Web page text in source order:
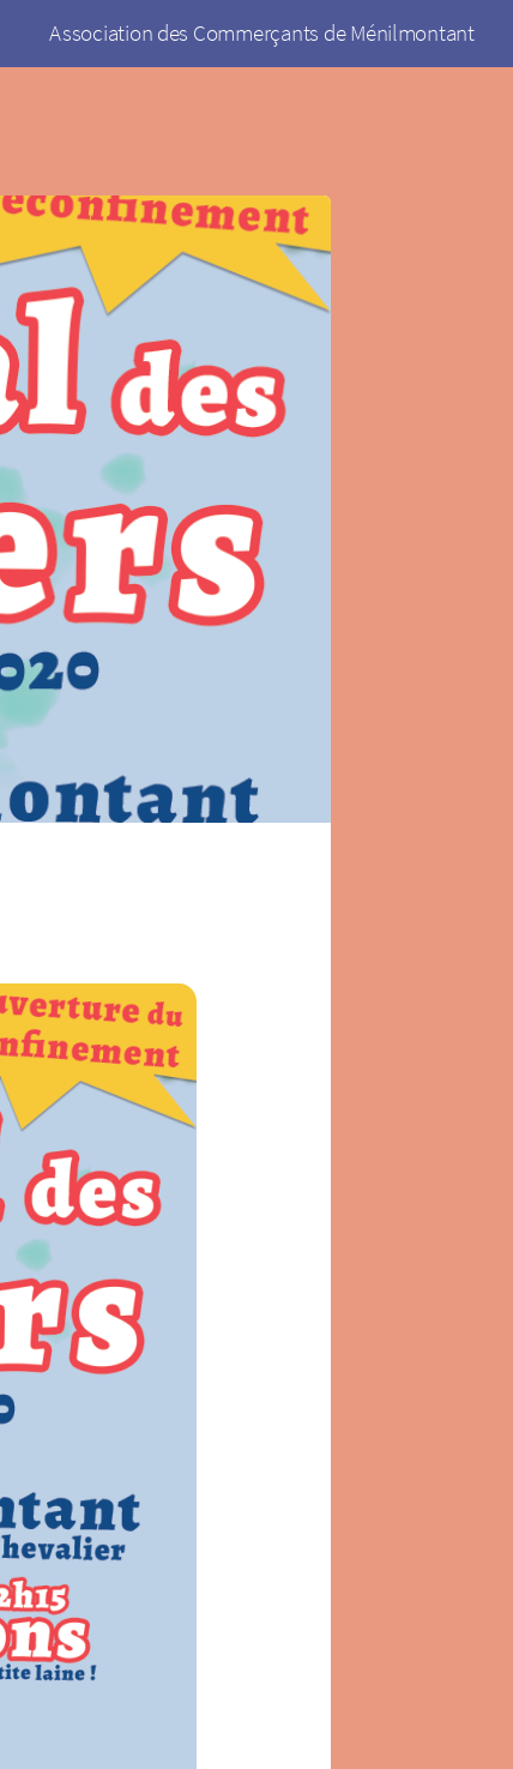
Association des Commerçants de Ménilmontant